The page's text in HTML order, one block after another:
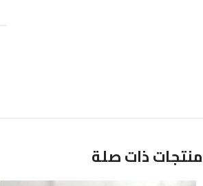
منتجات ذات صلة